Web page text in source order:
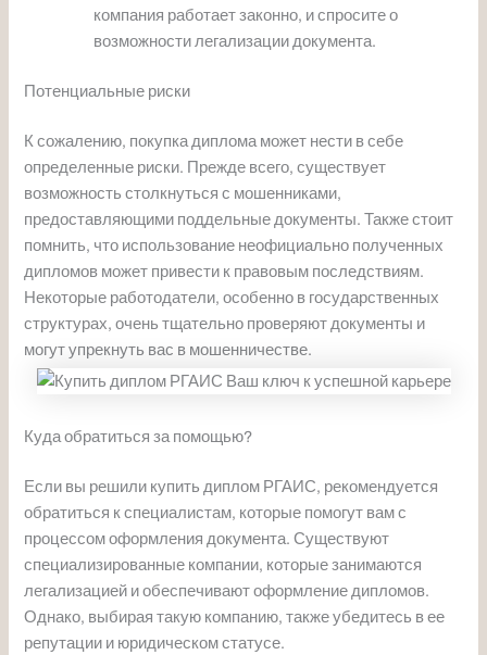
компания работает законно, и спросите о
возможности легализации документа.
Потенциальные риски
К сожалению, покупка диплома может нести в себе
определенные риски. Прежде всего, существует
возможность столкнуться с мошенниками,
предоставляющими поддельные документы. Также стоит
помнить, что использование неофициально полученных
дипломов может привести к правовым последствиям.
Некоторые работодатели, особенно в государственных
структурах, очень тщательно проверяют документы и
могут упрекнуть вас в мошенничестве.
Куда обратиться за помощью?
Если вы решили купить диплом РГАИС, рекомендуется
обратиться к специалистам, которые помогут вам с
процессом оформления документа. Существуют
специализированные компании, которые занимаются
легализацией и обеспечивают оформление дипломов.
Однако, выбирая такую компанию, также убедитесь в ее
репутации и юридическом статусе.